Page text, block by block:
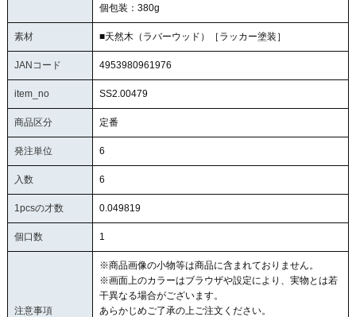
個包装：380g
素材 ■天然木（ラバーウッド）［ラッカー塗装］
JANコード 4953980961976
item_no SS2.00479
商品区分 定番
発注単位 6
入数 6
1pcsの才数 0.049819
個口数 1
注意事項
※商品画像の小物等は商品に含まれておりません。
※画面上のカラーはブラウザや設定により、実物とは若
干異なる場合がございます。
あらかじめご了承の上ご注文ください。